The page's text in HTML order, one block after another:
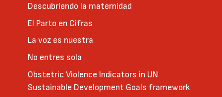
Descubriendo la maternidad
El Parto en Cifras
La voz es nuestra
No entres sola
Obstetric Violence Indicators in UN
Sustainable Development Goals framework